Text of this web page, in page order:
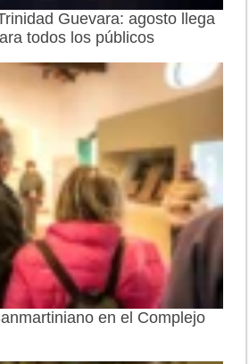
Guevara: agosto llega
todos los públicos
en el Complejo